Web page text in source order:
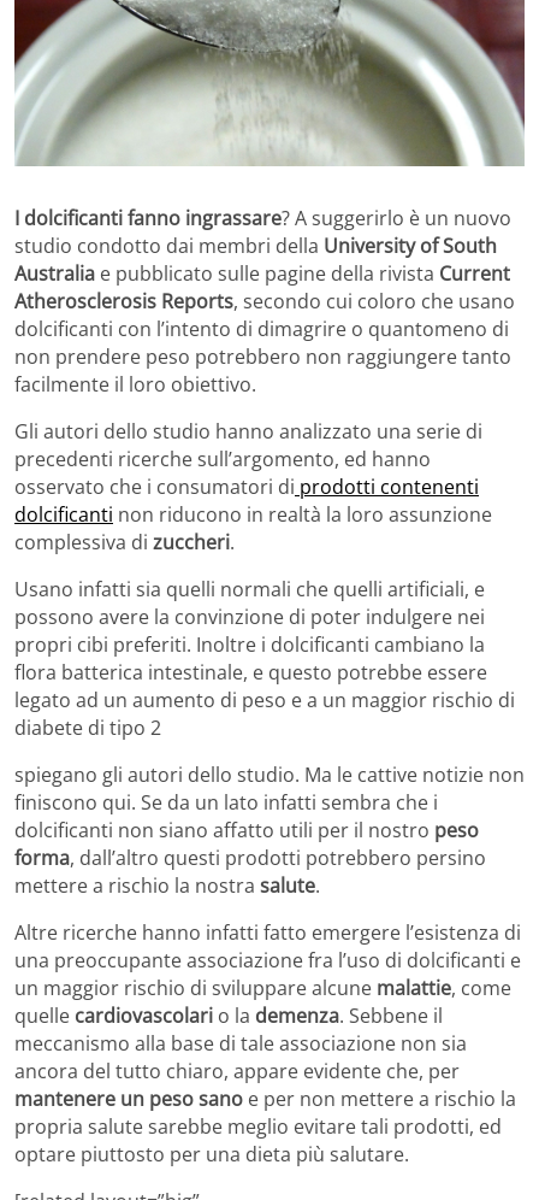
I dolcificanti fanno ingrassare? A suggerirlo è un nuovo
studio condotto dai membri della University of South
Australia e pubblicato sulle pagine della rivista Current
Atherosclerosis Reports, secondo cui coloro che usano
dolcificanti con l’intento di dimagrire o quantomeno di
non prendere peso potrebbero non raggiungere tanto
facilmente il loro obiettivo.
Gli autori dello studio hanno analizzato una serie di
precedenti ricerche sull’argomento, ed hanno
osservato che i consumatori di prodotti contenenti
dolcificanti non riducono in realtà la loro assunzione
complessiva di zuccheri.
Usano infatti sia quelli normali che quelli artificiali, e
possono avere la convinzione di poter indulgere nei
propri cibi preferiti. Inoltre i dolcificanti cambiano la
flora batterica intestinale, e questo potrebbe essere
legato ad un aumento di peso e a un maggior rischio di
diabete di tipo 2
spiegano gli autori dello studio. Ma le cattive notizie non
finiscono qui. Se da un lato infatti sembra che i
dolcificanti non siano affatto utili per il nostro peso
forma, dall’altro questi prodotti potrebbero persino
mettere a rischio la nostra salute.
Altre ricerche hanno infatti fatto emergere l’esistenza di
una preoccupante associazione fra l’uso di dolcificanti e
un maggior rischio di sviluppare alcune malattie, come
quelle cardiovascolari o la demenza. Sebbene il
meccanismo alla base di tale associazione non sia
ancora del tutto chiaro, appare evidente che, per
mantenere un peso sano e per non mettere a rischio la
propria salute sarebbe meglio evitare tali prodotti, ed
optare piuttosto per una dieta più salutare.